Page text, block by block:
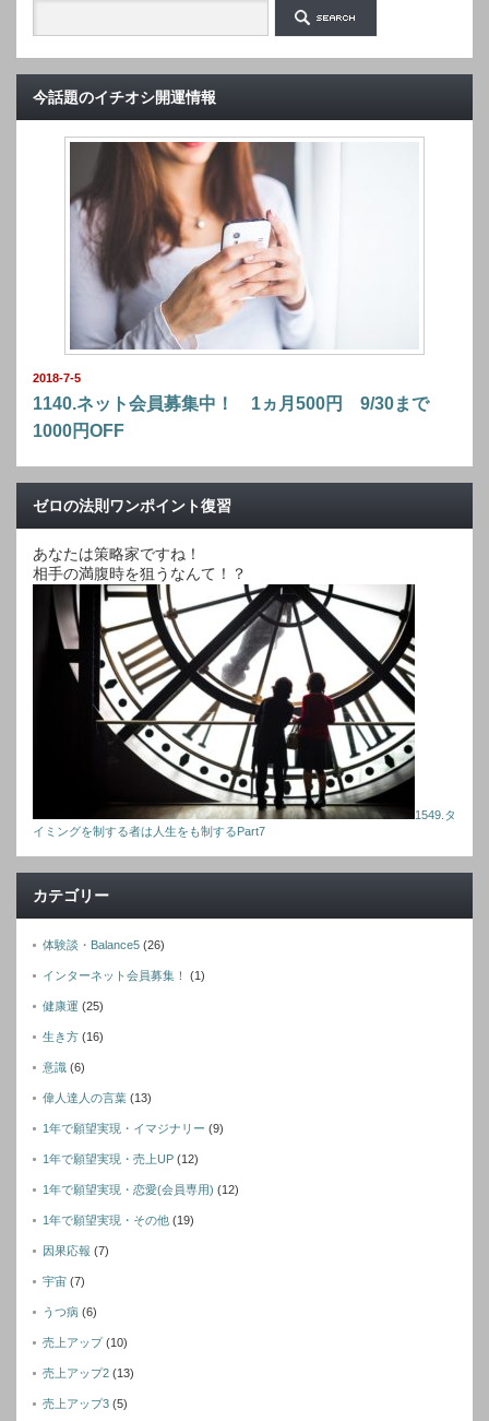
今話題のイチオシ開運情報
2018-7-5
1140.ネット会員募集中！ 1ヵ月500円 9/30まで
1000円OFF
ゼロの法則ワンポイント復習
あなたは策略家ですね！
相手の満腹時を狙うなんて！？
1549.タ
イミングを制する者は人生をも制するPart7
カテゴリー
体験談・Balance5 (26)
インターネット会員募集！ (1)
健康運 (25)
生き方 (16)
意識 (6)
偉人達人の言葉 (13)
1年で願望実現・イマジナリー (9)
1年で願望実現・売上UP (12)
1年で願望実現・恋愛(会員専用) (12)
1年で願望実現・その他 (19)
因果応報 (7)
宇宙 (7)
うつ病 (6)
売上アップ (10)
売上アップ2 (13)
売上アップ3 (5)